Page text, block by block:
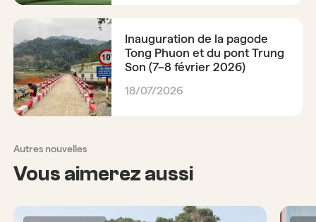
Inauguration de la pagode
Tong Phuon et du pont Trung
Son (7–8 février 2026)
18/07/2026
Autres nouvelles
Vous aimerez aussi